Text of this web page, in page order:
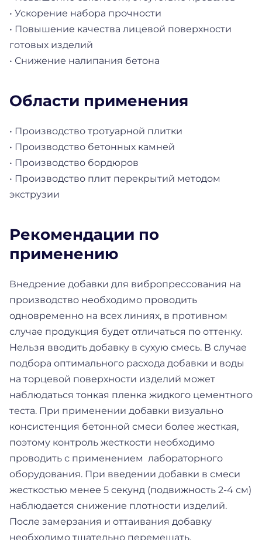
• Ускорение набора прочности
• Повышение качества лицевой поверхности
готовых изделий
• Снижение налипания бетона
Области применения
• Производство тротуарной плитки
• Производство бетонных камней
• Производство бордюров
• Производство плит перекрытий методом
экструзии
Рекомендации по
применению
Внедрение добавки для вибропрессования на
производство необходимо проводить
одновременно на всех линиях, в противном
случае продукция будет отличаться по оттенку.
Нельзя вводить добавку в сухую смесь. В случае
подбора оптимального расхода добавки и воды
на торцевой поверхности изделий может
наблюдаться тонкая пленка жидкого цементного
теста. При применении добавки визуально
консистенция бетонной смеси более жесткая,
поэтому контроль жесткости необходимо
проводить с применением лабораторного
оборудования. При введении добавки в смеси
жесткостью менее 5 секунд (подвижность 2-4 см)
наблюдается снижение плотности изделий.
После замерзания и оттаивания добавку
необходимо тщательно перемешать.